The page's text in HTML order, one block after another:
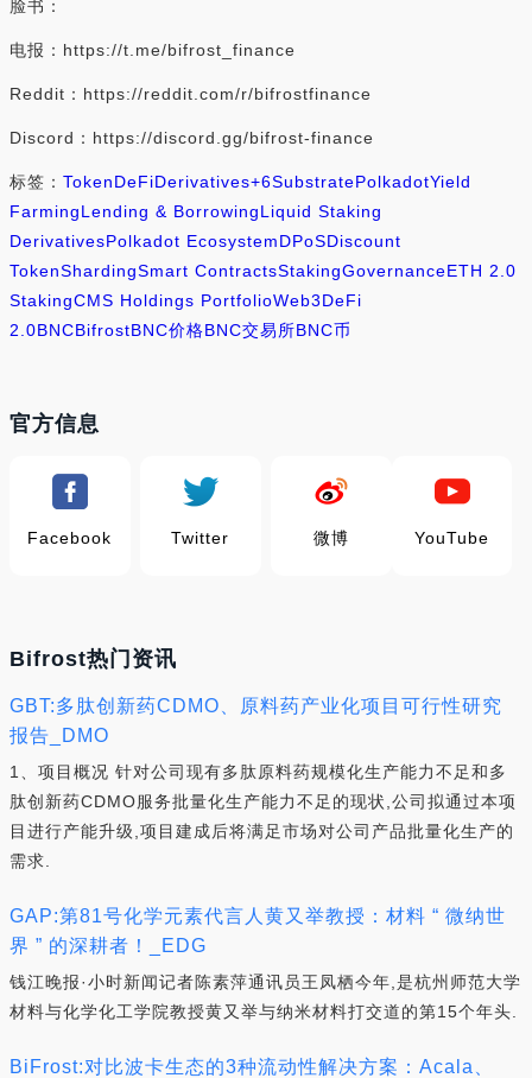
脸书：
电报：https://t.me/bifrost_finance
Reddit：https://reddit.com/r/bifrostfinance
Discord：https://discord.gg/bifrost-finance
标签： TokenDeFiDerivatives+6SubstratePolkadotYield
FarmingLending & BorrowingLiquid Staking
DerivativesPolkadot EcosystemDPoSDiscount
TokenShardingSmart ContractsStakingGovernanceETH 2.0
StakingCMS Holdings PortfolioWeb3DeFi
2.0BNCBifrostBNC价格BNC交易所BNC币
官方信息
Facebook Twitter 微博 YouTube
Bifrost热门资讯
GBT:多肽创新药CDMO、原料药产业化项目可行性研究
报告_DMO
1、项目概况 针对公司现有多肽原料药规模化生产能力不足和多
肽创新药CDMO服务批量化生产能力不足的现状,公司拟通过本项
目进行产能升级,项目建成后将满足市场对公司产品批量化生产的
需求.
GAP:第81号化学元素代言人黄又举教授：材料 “ 微纳世
界 ” 的深耕者！_EDG
钱江晚报·小时新闻记者陈素萍通讯员王凤栖今年,是杭州师范大学
材料与化学化工学院教授黄又举与纳米材料打交道的第15个年头.
BiFrost:对比波卡生态的3种流动性解决方案：Acala、